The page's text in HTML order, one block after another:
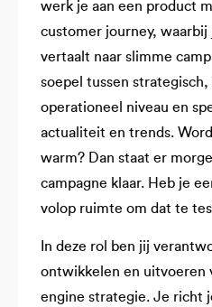
werk je aan een product
customer journey, waarbij
vertaalt naar slimme
soepel tussen strategisch,
operationeel niveau en
actualiteit en trends.
warm? Dan staat er
campagne klaar. Heb je
volop ruimte om dat te
In deze rol ben jij
ontwikkelen en uitvoeren
engine strategie. Je richt